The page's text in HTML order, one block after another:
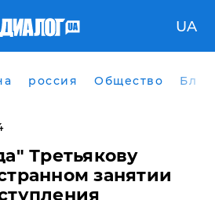
UA
россия Общество
Третьякову
занятии